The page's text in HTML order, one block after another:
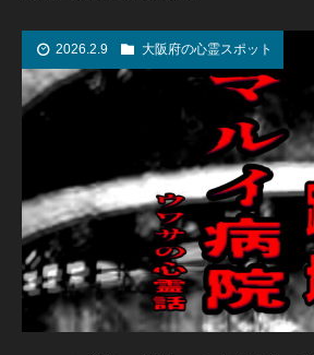
2026.2.9 大阪府の心霊スポット